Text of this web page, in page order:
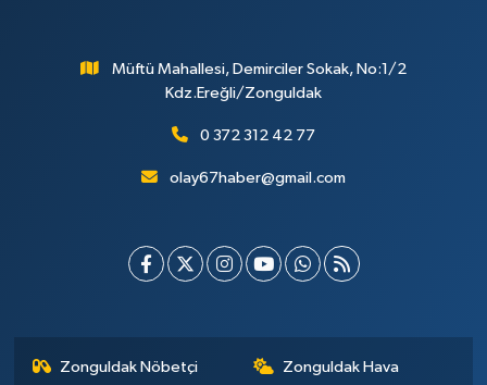
Müftü Mahallesi, Demirciler Sokak, No:1/2
Kdz.Ereğli/Zonguldak
0 372 312 42 77
olay67haber@gmail.com
Zonguldak Nöbetçi
Zonguldak Hava